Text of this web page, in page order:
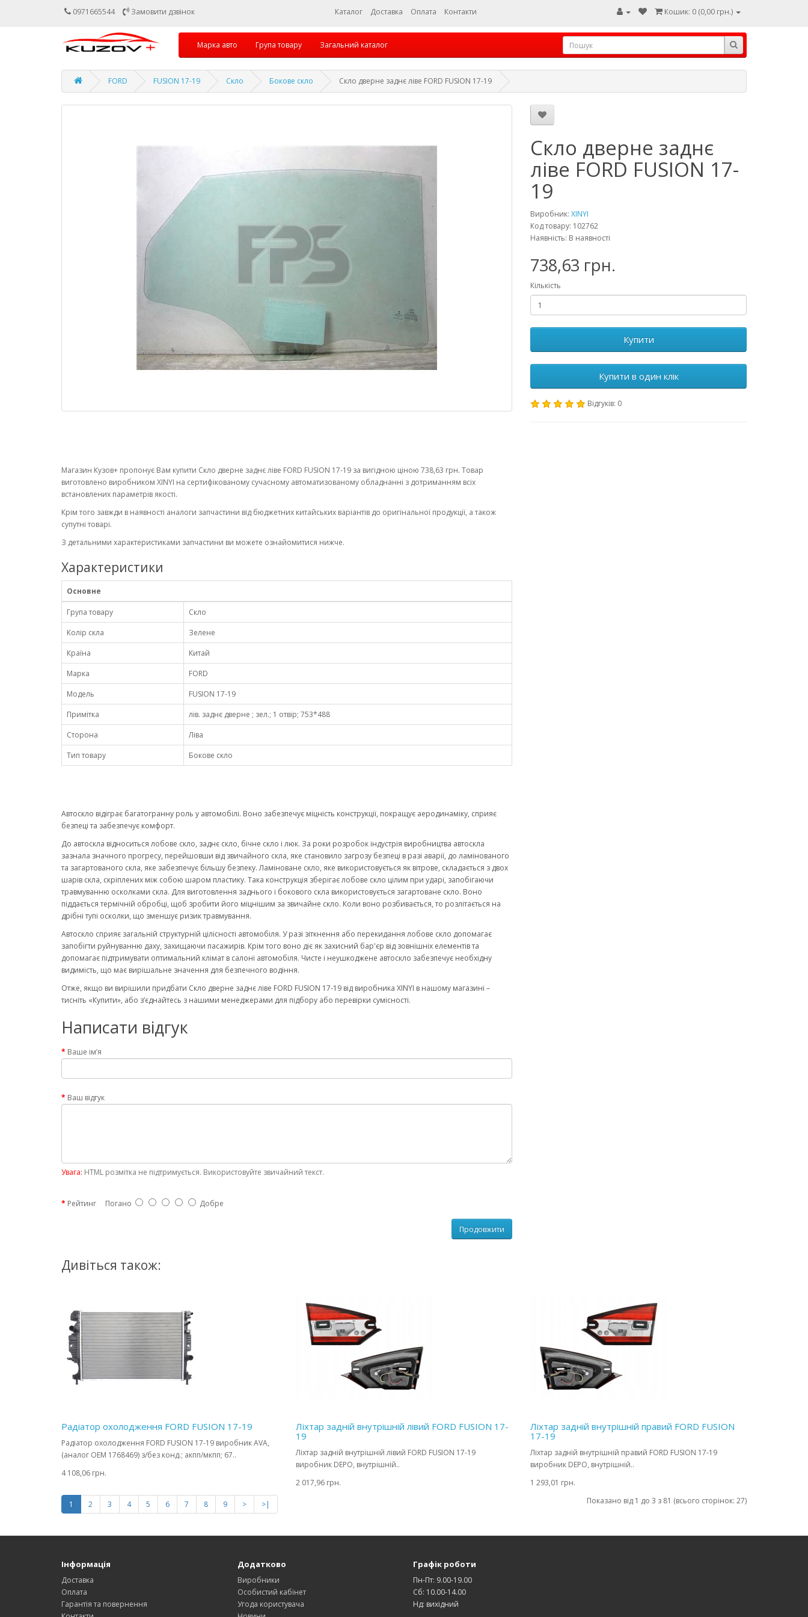
0971665544 Замовити дзвінок Каталог Доставка Оплата Контакти Кошик: 0 (0,00 грн.)
Марка авто Група товару Загальний каталог
FORD FUSION 17-19 Скло Бокове скло Скло дверне заднє ліве FORD FUSION 17-19
Скло дверне заднє
ліве FORD FUSION 17-
19
Виробник: XINYI
Код товару: 102762
Наявність: В наявності
738,63 грн.
Кількість
Купити
Купити в один клік
Відгуків: 0
Магазин Кузов+ пропонує Вам купити Скло дверне заднє ліве FORD FUSION 17-19 за вигідною ціною 738,63 грн. Товар
виготовлено виробником XINYI на сертифікованому сучасному автоматизованому обладнанні з дотриманням всіх
встановлених параметрів якості.
Крім того завжди в наявності аналоги запчастини від бюджетних китайських варіантів до оригінальної продукції, а також
супутні товарі.
З детальними характеристиками запчастини ви можете ознайомитися нижче.
Характеристики
Основне
Група товару
Скло
Колір скла
Зелене
Країна
Китай
Марка
FORD
Модель
FUSION 17-19
Примітка
лів. заднє дверне ; зел.; 1 отвір; 753*488
Сторона
Ліва
Тип товару
Бокове скло
Автоскло відіграє багатогранну роль у автомобілі. Воно забезпечує міцність конструкції, покращує аеродинаміку, сприяє
безпеці та забезпечує комфорт.
До автоскла відноситься лобове скло, заднє скло, бічне скло і люк. За роки розробок індустрія виробництва автоскла
зазнала значного прогресу, перейшовши від звичайного скла, яке становило загрозу безпеці в разі аварії, до ламінованого
та загартованого скла, яке забезпечує більшу безпеку. Ламіноване скло, яке використовується як вітрове, складається з двох
шарів скла, скріплених між собою шаром пластику. Така конструкція зберігає лобове скло цілим при ударі, запобігаючи
травмуванню осколками скла. Для виготовлення заднього і бокового скла використовується загартоване скло. Воно
піддається термічній обробці, щоб зробити його міцнішим за звичайне скло. Коли воно розбивається, то розлітається на
дрібні тупі осколки, що зменшує ризик травмування.
Автоскло сприяє загальній структурній цілісності автомобіля. У разі зіткнення або перекидання лобове скло допомагає
запобігти руйнуванню даху, захищаючи пасажирів. Крім того воно діє як захисний бар'єр від зовнішніх елементів та
допомагає підтримувати оптимальний клімат в салоні автомобіля. Чисте і неушкоджене автоскло забезпечує необхідну
видимість, що має вирішальне значення для безпечного водіння.
Отже, якщо ви вирішили придбати Скло дверне заднє ліве FORD FUSION 17-19 від виробника XINYI в нашому магазині –
тисніть «Купити», або з’єднайтесь з нашими менеджерами для підбору або перевірки сумісності.
Написати відгук
Ваше ім’я
Ваш відгук
Увага: HTML розмітка не підтримується. Використовуйте звичайний текст.
Рейтинг Погано Добре
Продовжити
Дивіться також:
Радіатор охолодження FORD FUSION 17-19
Радіатор охолодження FORD FUSION 17-19 виробник AVA,
(аналог OEM 1768469) з/без конд.; акпп/мкпп; 67..
4 108,06 грн.
Ліхтар задній внутрішній лівий FORD FUSION 17-
19
Ліхтар задній внутрішній лівий FORD FUSION 17-19
виробник DEPO, внутрішній..
2 017,96 грн.
Ліхтар задній внутрішній правий FORD FUSION
17-19
Ліхтар задній внутрішній правий FORD FUSION 17-19
виробник DEPO, внутрішній..
1 293,01 грн.
1 2 3 4 5 6 7 8 9 > >| Показано від 1 до 3 з 81 (всього сторінок: 27)
Інформація
Доставка
Оплата
Гарантія та повернення
Додатково
Виробники
Особистий кабінет
Угода користувача
Графік роботи
Пн-Пт: 9.00-19.00
Сб: 10.00-14.00
Нд: вихідний